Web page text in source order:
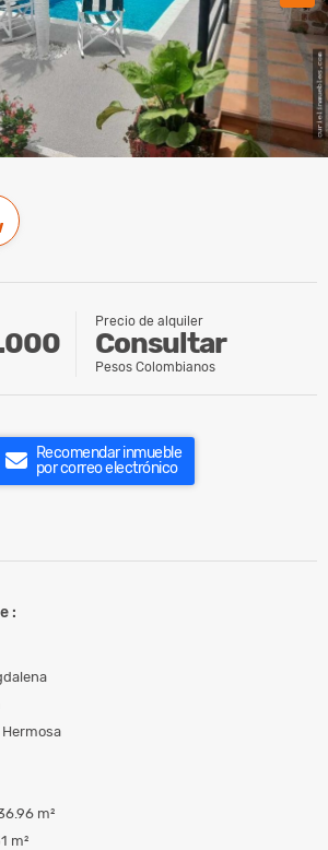
Precio de alquiler
Consultar
Pesos Colombianos
Recomendar inmueble
por correo electrónico
:
m²
m²